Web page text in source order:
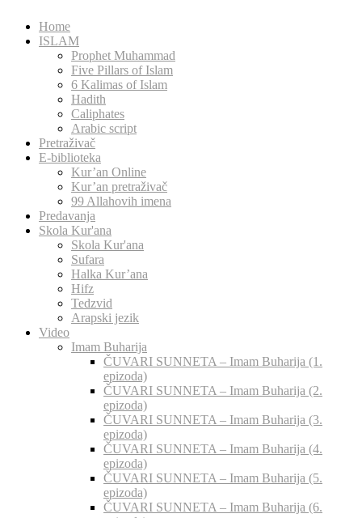
Home
ISLAM
Prophet Muhammad
Five Pillars of Islam
6 Kalimas of Islam
Hadith
Caliphates
Arabic script
Pretraživač
E-biblioteka
Kur’an Online
Kur’an pretraživač
99 Allahovih imena
Predavanja
Skola Kur'ana
Skola Kur'ana
Sufara
Halka Kur’ana
Hifz
Tedzvid
Arapski jezik
Video
Imam Buharija
ČUVARI SUNNETA – Imam Buharija (1.
epizoda)
ČUVARI SUNNETA – Imam Buharija (2.
epizoda)
ČUVARI SUNNETA – Imam Buharija (3.
epizoda)
ČUVARI SUNNETA – Imam Buharija (4.
epizoda)
ČUVARI SUNNETA – Imam Buharija (5.
epizoda)
ČUVARI SUNNETA – Imam Buharija (6.